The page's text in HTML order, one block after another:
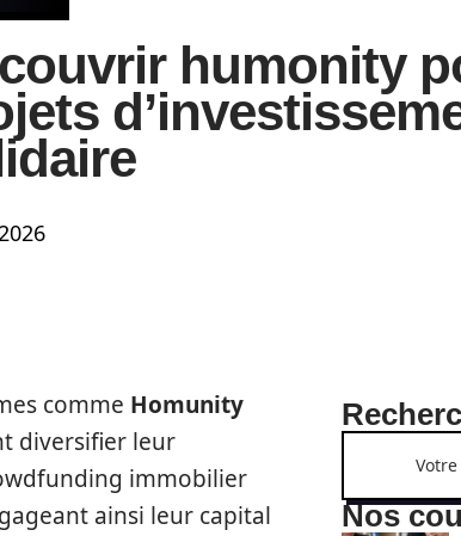
humonity
comme Homunity
diversifier leur
immobilier
ainsi leur capital
Nos